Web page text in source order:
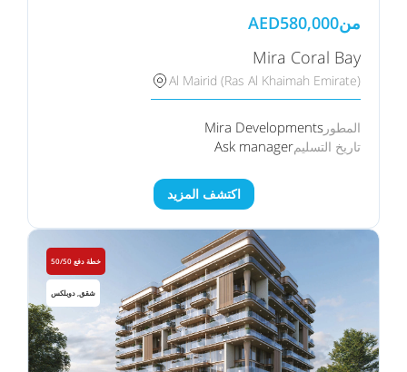
من AED580,000
Mira Coral Bay
Al Mairid (Ras Al Khaimah Emirate)
المطور Mira Developments
تاريخ التسليمAsk manager
اكتشف المزيد
خطة دفع 50/50
شقق, دوبلكس